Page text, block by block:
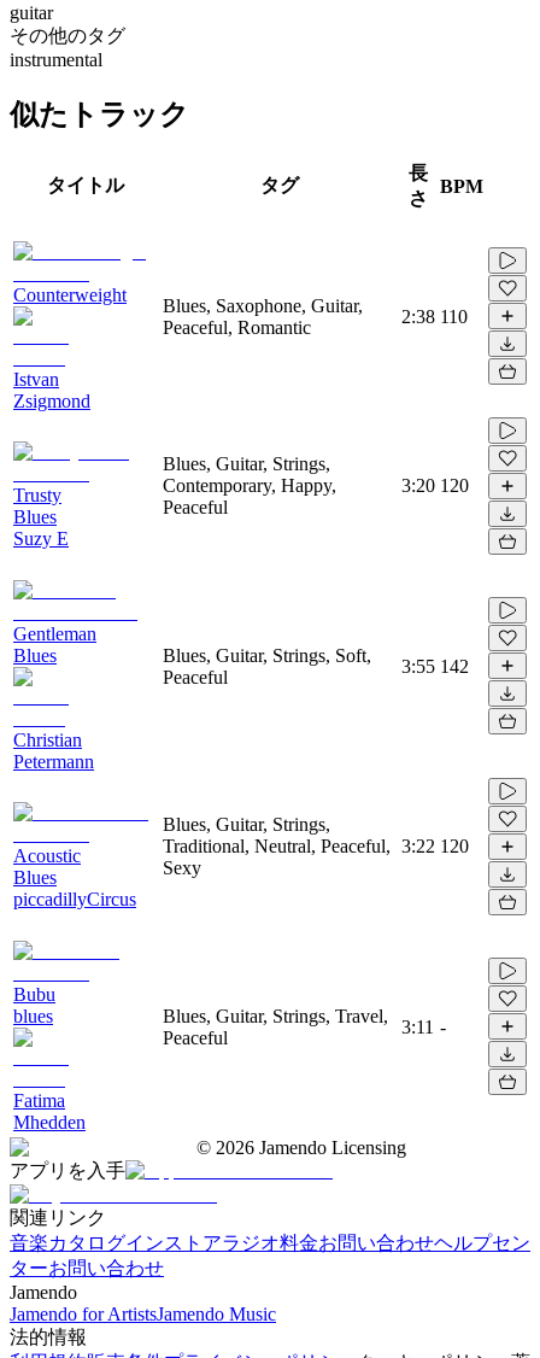
guitar
その他のタグ
instrumental
似たトラック
タイトル タグ
長
さ
BPM
Counterweight
Istvan
Zsigmond
Blues, Saxophone, Guitar,
Peaceful, Romantic
2:38 110
Trusty
Blues
Suzy E
Blues, Guitar, Strings,
Contemporary, Happy,
Peaceful
3:20 120
Gentleman
Blues
Christian
Petermann
Blues, Guitar, Strings, Soft,
Peaceful
3:55 142
Acoustic
Blues
piccadillyCircus
Blues, Guitar, Strings,
Traditional, Neutral, Peaceful,
Sexy
3:22 120
Bubu
blues
Fatima
Mhedden
Blues, Guitar, Strings, Travel,
Peaceful
3:11 -
© 2026 Jamendo Licensing
アプリを入手
関連リンク
音楽カタログインストアラジオ料金お問い合わせヘルプセン
ターお問い合わせ
Jamendo
Jamendo for ArtistsJamendo Music
法的情報